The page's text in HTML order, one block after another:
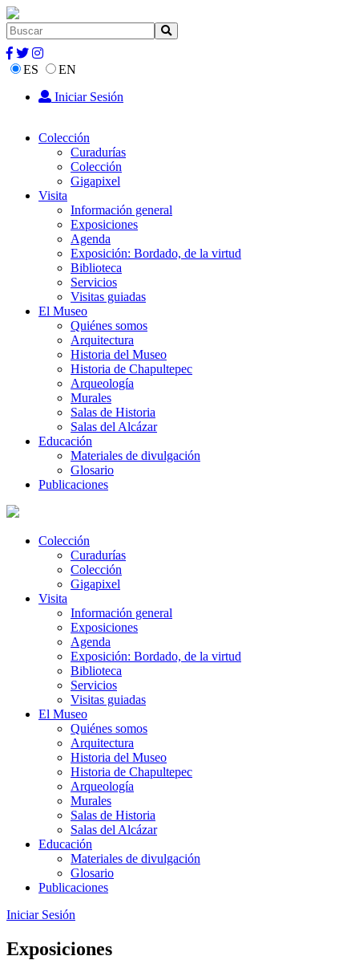
ES
EN
Iniciar Sesión
Colección
Curadurías
Colección
Gigapixel
Visita
Información general
Exposiciones
Agenda
Exposición: Bordado, de la virtud
Biblioteca
Servicios
Visitas guiadas
El Museo
Quiénes somos
Arquitectura
Historia del Museo
Historia de Chapultepec
Arqueología
Murales
Salas de Historia
Salas del Alcázar
Educación
Materiales de divulgación
Glosario
Publicaciones
Colección
Curadurías
Colección
Gigapixel
Visita
Información general
Exposiciones
Agenda
Exposición: Bordado, de la virtud
Biblioteca
Servicios
Visitas guiadas
El Museo
Quiénes somos
Arquitectura
Historia del Museo
Historia de Chapultepec
Arqueología
Murales
Salas de Historia
Salas del Alcázar
Educación
Materiales de divulgación
Glosario
Publicaciones
Iniciar Sesión
Exposiciones